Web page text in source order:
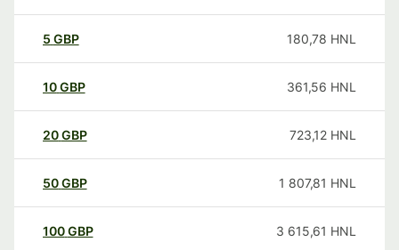
5 GBP 180,78 HNL
10GBP 361,56 HNL
20GBP 723,12 HNL
50GBP 1 807,81 HNL
100GBP 3 615,61 HNL